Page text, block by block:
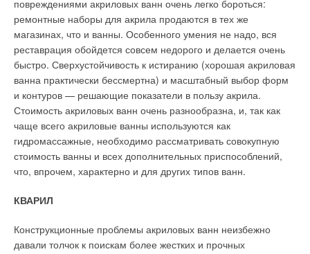
повреждениями акриловых ванн очень легко бороться:
ремонтные наборы для акрила продаются в тех же
магазинах, что и ванны. Особенного умения не надо, вся
реставрация обойдется совсем недорого и делается очень
быстро. Сверхустойчивость к истиранию (хорошая акриловая
ванна практически бессмертна) и масштабный выбор форм
и контуров — решающие показатели в пользу акрила.
Стоимость акриловых ванн очень разнообразна, и, так как
чаще всего акриловые ванны используются как
гидромассажные, необходимо рассматривать совокупную
стоимость ванны и всех дополнительных приспособлений,
что, впрочем, характерно и для других типов ванн.
КВАРИЛ
Конструкционные проблемы акриловых ванн неизбежно
давали толчок к поискам более жестких и прочных
можно условно разделить на три группы:
Немецкие компании, лидеры в данной группе. Приборы
долго вечны (до 40 лет), качество безупречно;
Итальянские, испанские, бельгийские, французские
компании, выпускающие качественные котлы со сроком
службы до 30 лет;
Чешские, словацкие, южнокорейские и отечественные
производители, использующие опыт и комплектующие
западных компаний. Их отличает выгодная для
покупателя цена.
Судить о качестве того или иного производителя —
Читайте по теме:
соображениям температура на поверхности нагретого пола
ограничена.
Причем по российским нормам эта температура (26°С)
ниже, чем в нормах западных стран. Если в доме
предусмотрена система приточной вентиляции или система
кондиционирования воздуха с использованием водяных
калориферов, их расчетная мощность определяется при той
же расчетной температуре наружного воздуха и принятой в
проекте этих систем температуре приточного воздуха с
учетом расчетного воздухообмена в вентилируемых
помещениях.
Требуемая мощность системы теплоснабжения бассейна
теплопотерь через ее конструкцию и с поверхности воды, а
также требуемой продолжительности первоначального и